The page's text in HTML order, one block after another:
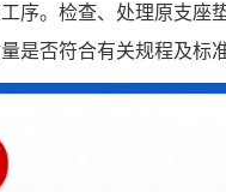
序。检查、处理原支座
是否符合有关规程及标